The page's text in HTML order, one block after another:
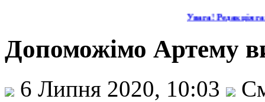
Увага! Редакція
Допоможімо Артему
6 Липня 2020, 10:03